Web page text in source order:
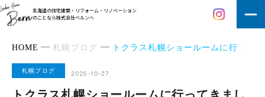
北海道の住宅建築・リフォーム・リノベーション
のことなら株式会社ベルンへ
HOME 札幌ブログ トクラス札幌ショールームに行ってきました♪①
札幌ブログ 2025-10-27